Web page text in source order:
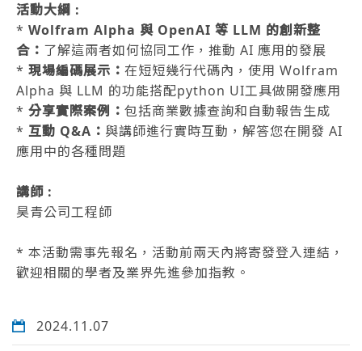
活動大綱 :
* Wolfram Alpha 與 OpenAI 等 LLM 的創新整
合： 了解這兩者如何協同工作，推動 AI 應用的發展
* 現場編碼展示： 在短短幾行代碼內，使用 Wolfram
Alpha 與 LLM 的功能搭配python UI工具做開發應用
* 分享實際案例： 包括商業數據查詢和自動報告生成
* 互動 Q&A： 與講師進行實時互動，解答您在開發 AI
應用中的各種問題
講師 :
昊青公司工程師
* 本活動需事先報名，活動前兩天內將寄發登入連結，
歡迎相關的學者及業界先進參加指教。
2024.11.07